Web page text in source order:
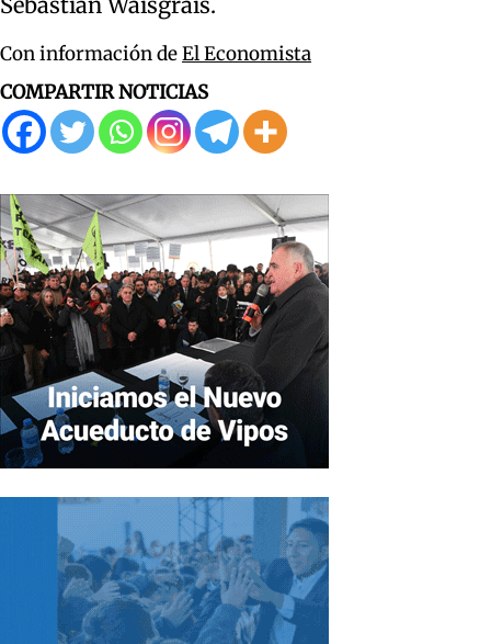
Con información deEl Economista
COMPARTIR NOTICIAS